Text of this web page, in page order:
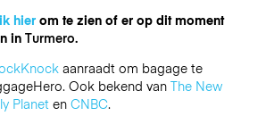
hierom te zien of er op dit moment
in Turmero.
aanraadt om bagage te
Ook bekend van The New
Planeten CNBC.